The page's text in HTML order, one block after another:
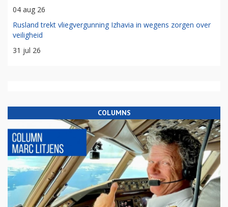
04 aug 26
Rusland trekt vliegvergunning Izhavia in wegens zorgen over
veiligheid
31 jul 26
COLUMNS